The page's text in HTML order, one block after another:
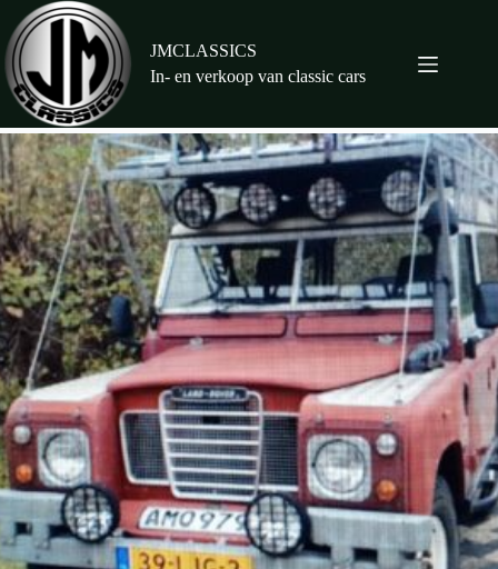
naar
de
inhoud
JMCLASSICS
In- en verkoop van classic cars